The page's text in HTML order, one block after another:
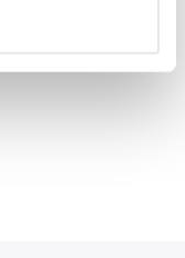
när som
annonserna
tycker om. Det
och göra